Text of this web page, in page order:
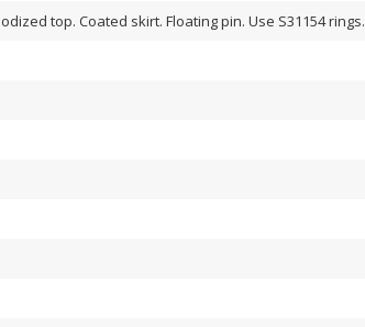
top. Coated skirt. Floating pin. Use S31154 rings.